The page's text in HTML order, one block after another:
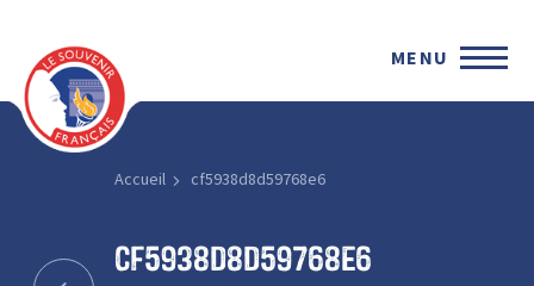
MENU
Accueil cf5938d8d59768e6
cf5938d8d59768e6